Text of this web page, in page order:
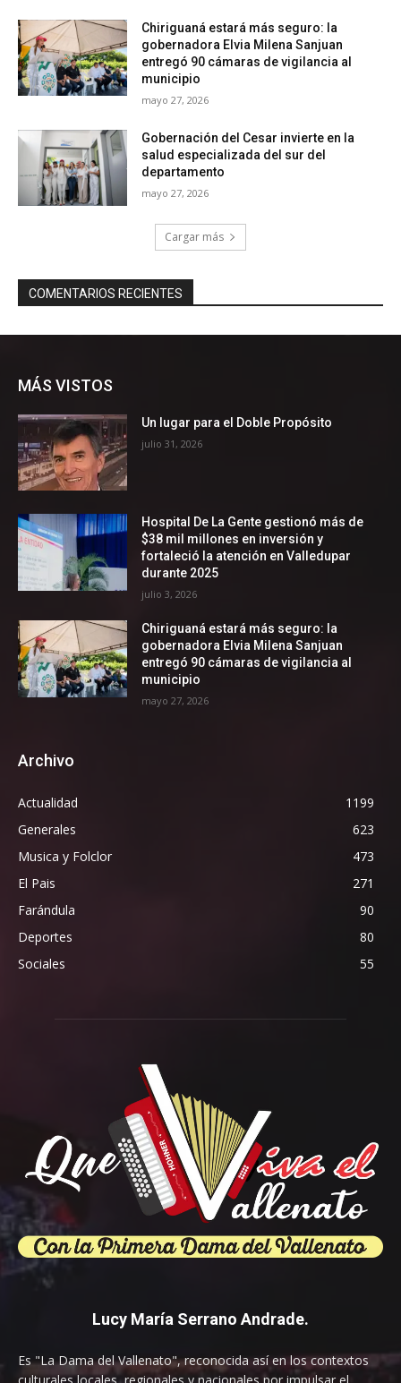
MÁS VISTOS
Un lugar para el Doble Propósito
julio 31, 2026
Hospital De La Gente gestionó más de
$38 mil millones en inversión y
fortaleció la atención en Valledupar
durante 2025
julio 3, 2026
Chiriguaná estará más seguro: la
gobernadora Elvia Milena Sanjuan
entregó 90 cámaras de vigilancia al
municipio
mayo 27, 2026
Archivo
Actualidad
1199
Generales
623
Musica y Folclor
473
El Pais
271
Farándula
90
Deportes
80
Sociales
55
Lucy María Serrano Andrade.
Es "La Dama del Vallenato", reconocida así en los contextos